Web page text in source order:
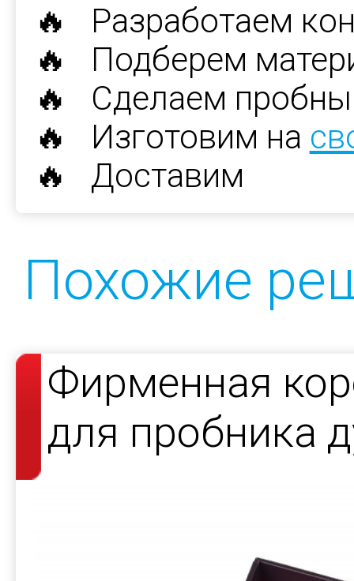
🔥 Разработаем
🔥 Подберем
🔥 Сделаем
🔥 Изготовим на
🔥 Доставим
Похожие
Фирменная
для пробника